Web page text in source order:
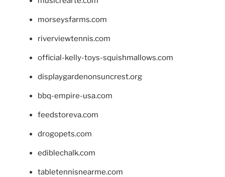
morseysfarms.com
riverviewtennis.com
official-kelly-toys-squishmallows.com
displaygardenonsuncrest.org
bbq-empire-usa.com
feedstoreva.com
drogopets.com
ediblechalk.com
tabletennisnearme.com